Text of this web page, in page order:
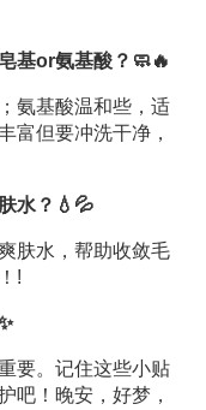
基or氨基酸？🧼🔥
氨基酸温和些，适
富但要冲洗干净，
水？💧💦
肤水，帮助收敛毛
!
要。记住这些小贴
吧！晚安，好梦，